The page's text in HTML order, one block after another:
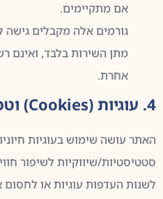
אם מתקיימים.
גורמים אלה מקבלים גישה
מתן השירות בלבד,
אחרת.
4. עוגיות (Cookies) וטכנולוגיות דומות
האתר עושה שימוש בעוגיות
סטטיסטיות/שיווקיות לשיפור
לשנות העדפות עוגיות או לחסום